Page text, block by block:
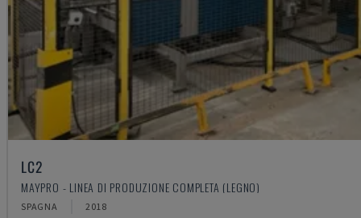
LC2
MAYPRO - LINEA DI PRODUZIONE COMPLETA (LEGNO)
SPAGNA 2018